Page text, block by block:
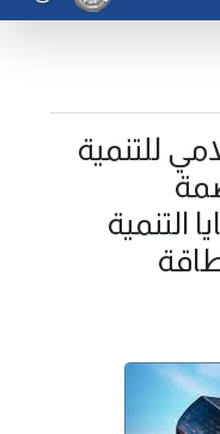
للتنمية
التنمية